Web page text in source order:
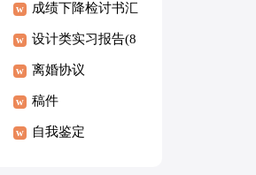
成绩下降检讨书汇
编15篇
设计类实习报告(8
篇)
离婚协议
稿件
自我鉴定